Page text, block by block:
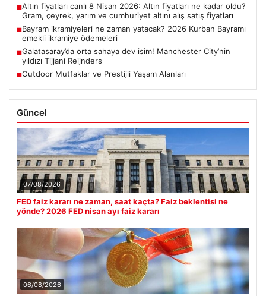
■Altın fiyatları canlı 8 Nisan 2026: Altın fiyatları ne kadar oldu?
Gram, çeyrek, yarım ve cumhuriyet altını alış satış fiyatları
■Bayram ikramiyeleri ne zaman yatacak? 2026 Kurban Bayramı
emekli ikramiye ödemeleri
■Galatasaray’da orta sahaya dev isim! Manchester City’nin
yıldızı Tijjani Reijnders
■Outdoor Mutfaklar ve Prestijli Yaşam Alanları
Güncel
07/08/2026
FED faiz kararı ne zaman, saat kaçta? Faiz beklentisi ne
yönde? 2026 FED nisan ayı faiz kararı
06/08/2026